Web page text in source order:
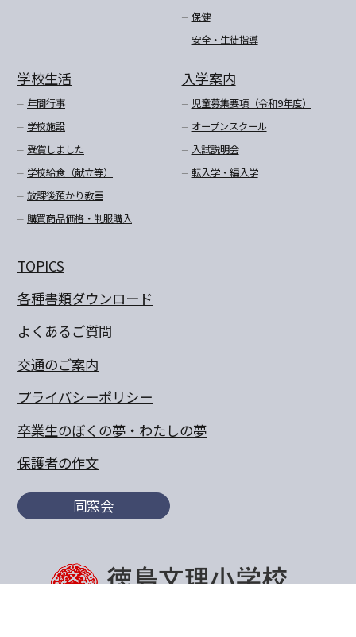
保健
安全・生徒指導
学校生活
年間行事
学校施設
受賞しました
学校給食（献立等）
放課後預かり教室
購買商品価格・制服購入
入学案内
児童募集要項（令和9年度）
オープンスクール
入試説明会
転入学・編入学
TOPICS
各種書類ダウンロード
よくあるご質問
交通のご案内
プライバシーポリシー
卒業生のぼくの夢・わたしの夢
保護者の作文
同窓会